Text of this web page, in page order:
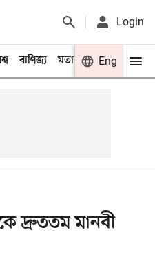
Login
বাণিজ্য মতামত খেলা
Eng
দ্রুততম মানবী